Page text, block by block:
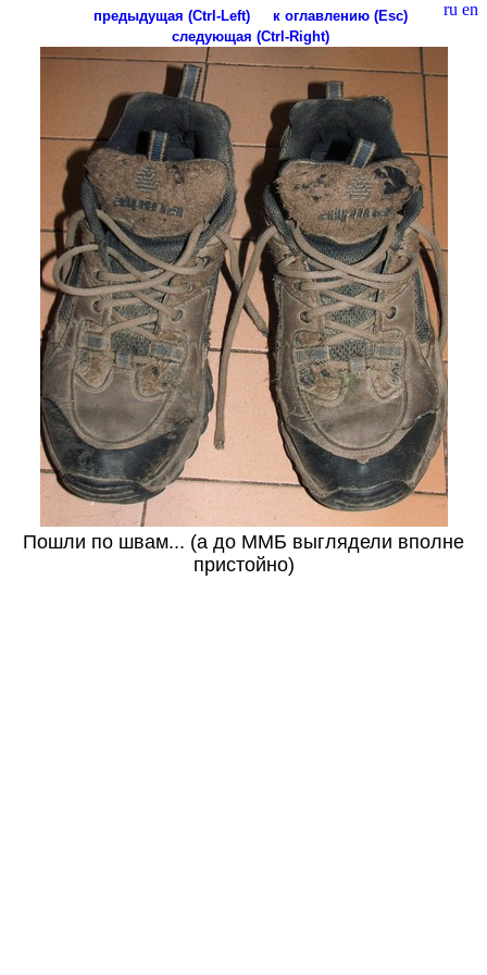
ru en
предыдущая (Ctrl-Left)
к оглавлению (Esc)
следующая (Ctrl-Right)
Пошли по швам... (а до ММБ выглядели вполне
пристойно)